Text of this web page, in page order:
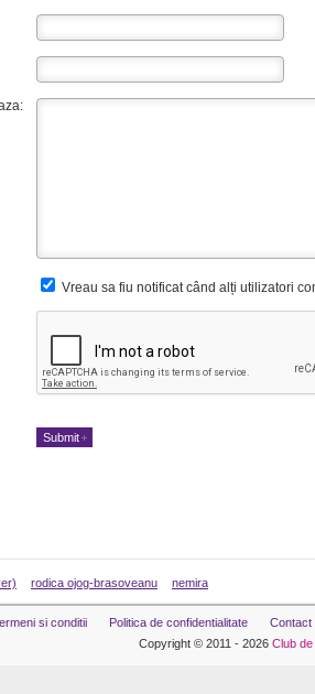
Vreau sa fiu notificat când alți utilizatori
rodica ojog-brasoveanu nemira
si conditii Politica de confidentialitate
Contact
Copyright © 2011 - 2026 Club